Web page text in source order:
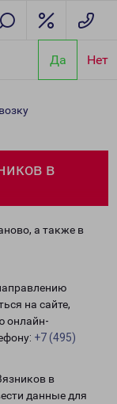
Да Нет
в
а также в
на сайте,
онлайн-
+7 (495)
в
данные для